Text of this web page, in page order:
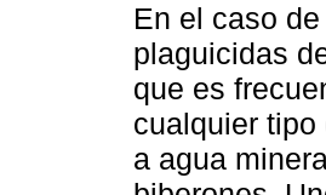
En el caso
plaguicidas
que es
cualquier
a agua